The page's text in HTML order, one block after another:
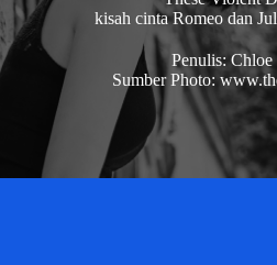
kisah cinta Romeo dan
Penulis: Chloe
Sumber Photo: